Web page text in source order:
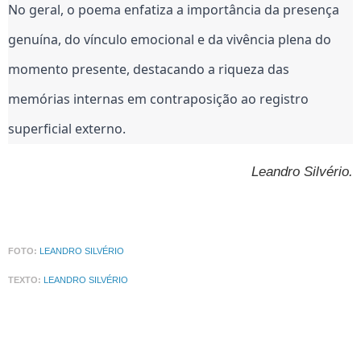
No geral, o poema enfatiza a importância da presença
genuína, do vínculo emocional e da vivência plena do
momento presente, destacando a riqueza das
memórias internas em contraposição ao registro
superficial externo.
Leandro Silvério.
FOTO: LEANDRO SILVÉRIO
TEXTO: LEANDRO SILVÉRIO